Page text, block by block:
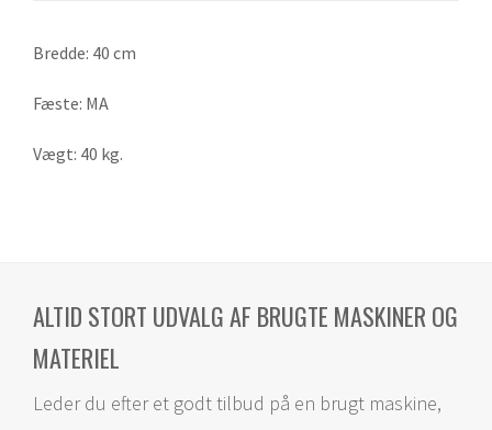
Bredde: 40 cm
Fæste: MA
Vægt: 40 kg.
ALTID STORT UDVALG AF BRUGTE MASKINER OG
MATERIEL
Leder du efter et godt tilbud på en brugt maskine,